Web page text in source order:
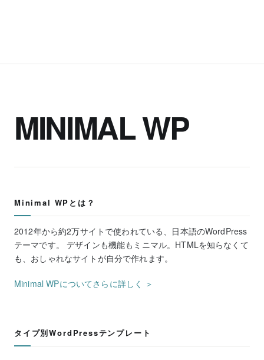
MINIMAL WP
Minimal WPとは？
2012年から約2万サイトで使われている、日本語のWordPress
テーマです。 デザインも機能もミニマル。HTMLを知らなくて
も、おしゃれなサイトが自分で作れます。
Minimal WPについてさらに詳しく ＞
タイプ別WordPressテンプレート